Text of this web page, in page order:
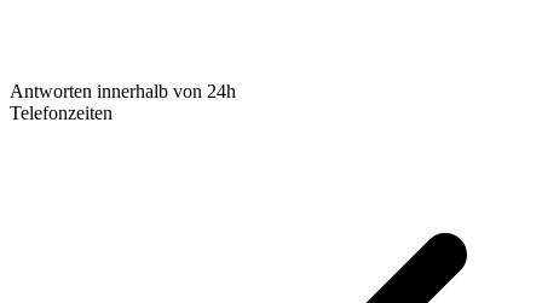
Antworten innerhalb von 24h
Telefonzeiten